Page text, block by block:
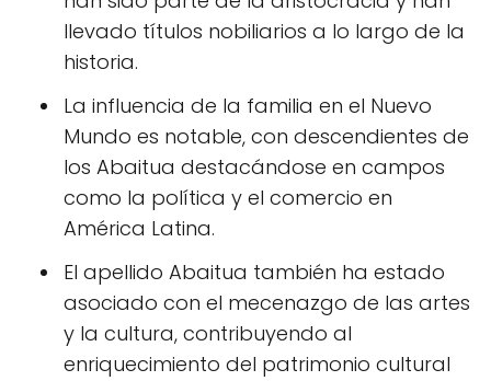
llevado títulos nobiliarios a lo largo de la
historia.
La influencia de la familia en el Nuevo
Mundo es notable, con descendientes de
los Abaitua destacándose en campos
como la política y el comercio en
América Latina.
El apellido Abaitua también ha estado
asociado con el mecenazgo de las artes
y la cultura, contribuyendo al
enriquecimiento del patrimonio cultural